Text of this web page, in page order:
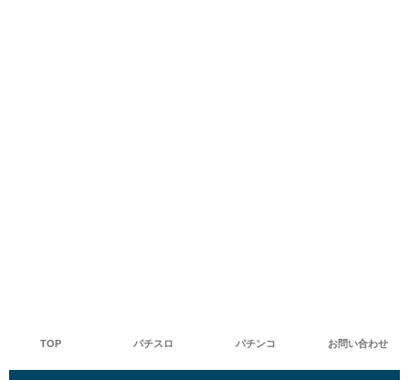
TOP パチスロ パチンコ お問い合わせ